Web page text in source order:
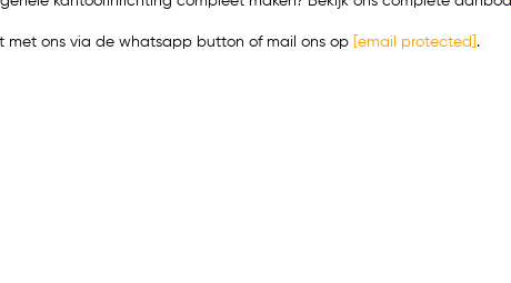
met ons via de whatsapp button of mail ons op [email protected] .